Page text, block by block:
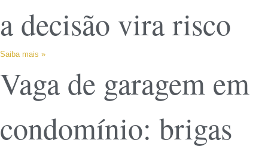
a decisão vira risco
Saiba mais »
Vaga de garagem em
condomínio: brigas